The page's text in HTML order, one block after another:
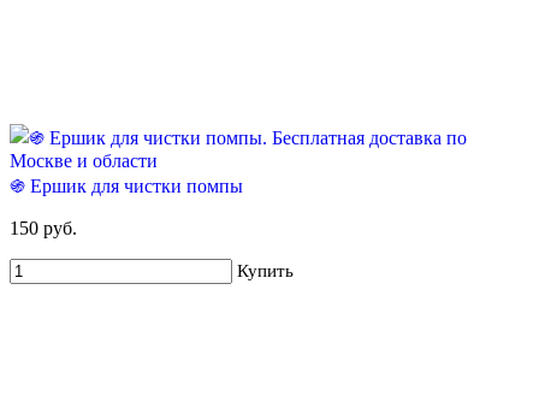
֍ Ершик для чистки помпы
150 руб.
Купить